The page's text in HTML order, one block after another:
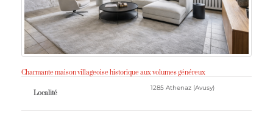
Charmante maison villageoise historique aux volumes généreux
Localité
1285 Athenaz (Avusy)